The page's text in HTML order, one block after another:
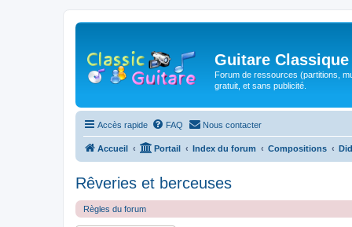
Guitare Classique
Forum de ressources (partitions,
gratuit, et sans publicité.
Accès rapide FAQ Nous contacter
Accueil Portail Index du forum Compositions
Rêveries et berceuses
Règles du forum